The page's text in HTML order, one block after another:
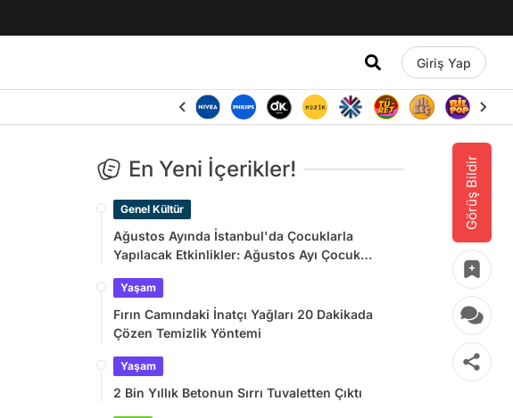
Giriş Yap
Görüş Bildir
En Yeni İçerikler!
Genel Kültür
Ağustos Ayında İstanbul'da Çocuklarla
Yapılacak Etkinlikler: Ağustos Ayı Çocuk
Yaşam
Fırın Camındaki İnatçı Yağları 20 Dakikada
Çözen Temizlik Yöntemi
Yaşam
2 Bin Yıllık Betonun Sırrı Tuvaletten Çıktı